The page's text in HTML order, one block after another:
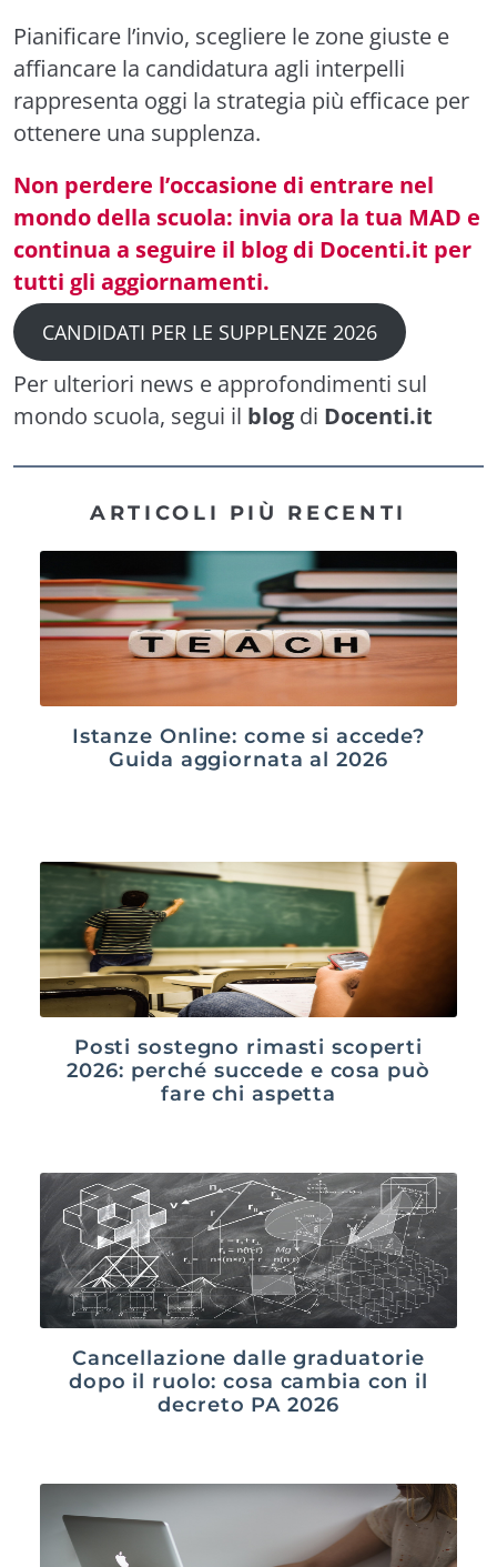
Pianificare l’invio, scegliere le zone giuste e
affiancare la candidatura agli interpelli
rappresenta oggi la strategia più efficace per
ottenere una supplenza.
Non perdere l’occasione di entrare nel
mondo della scuola: invia ora la tua MAD e
continua a seguire il blog di Docenti.it per
tutti gli aggiornamenti.
CANDIDATI PER LE SUPPLENZE 2026
Per ulteriori news e approfondimenti sul
mondo scuola, segui il blog di Docenti.it
ARTICOLI PIÙ RECENTI
Istanze Online: come si accede?
Guida aggiornata al 2026
Posti sostegno rimasti scoperti
2026: perché succede e cosa può
fare chi aspetta
Cancellazione dalle graduatorie
dopo il ruolo: cosa cambia con il
decreto PA 2026